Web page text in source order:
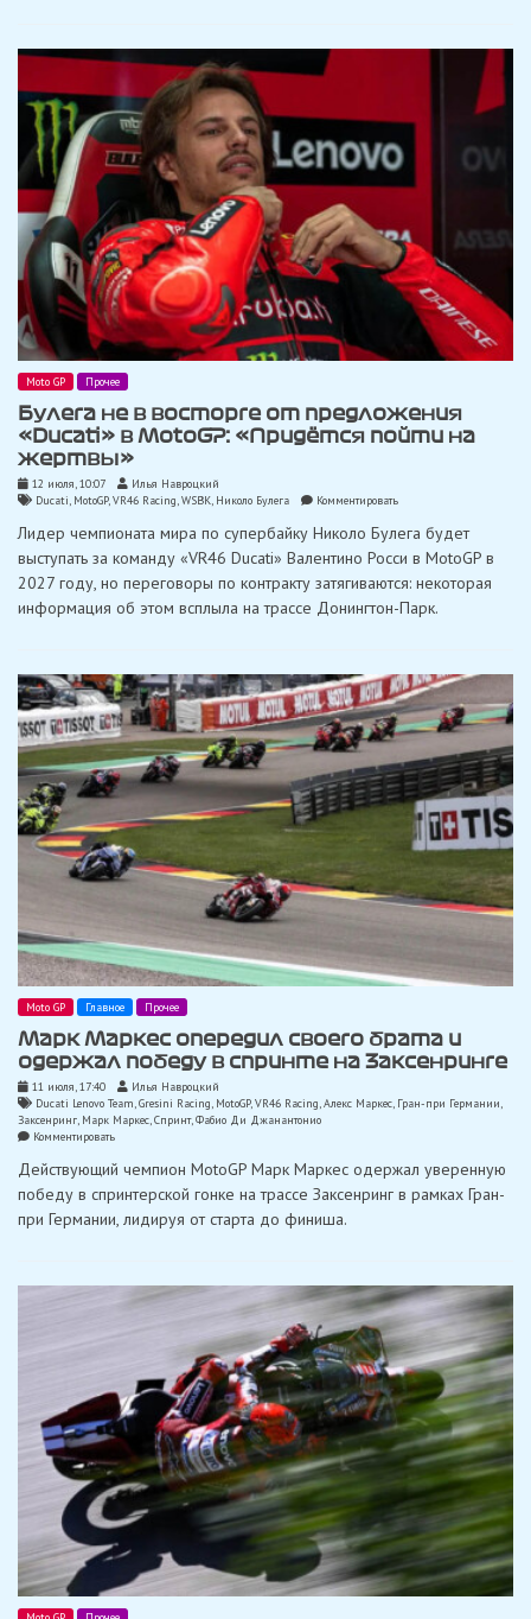
команду
«Ducati»
Moto GP Прочее
Булега не в восторге от предложения
«Ducati» в MotoGP: «Придётся пойти на
жертвы»
12 июля, 10:07
Илья Навроцкий
Ducati, MotoGP,VR46 Racing,WSBK, Николо Булега Комментироватьon
не
восторге
от
предложения
«Ducati»
пойти
на
жертвы»
Лидер чемпионата мира по супербайку Николо Булега будет
выступать за команду «VR46 Ducati» Валентино Росси в MotoGP в
2027 году, но переговоры по контракту затягиваются: некоторая
информация об этом всплыла на трассе Донингтон-Парк.
Moto GP Главное Прочее
Марк Маркес опередил своего брата и
одержал победу в спринте на Заксенринге
11 июля, 17:40
Илья Навроцкий
Ducati Lenovo Team,Gresini Racing, MotoGP,VR46 Racing,Алекс Маркес, Гран-при Германии
Заксенринг, Марк Маркес,Спринт,Фабио Ди Джанантонио
Комментироватьon
Маркес
своего
брата
в
спринте
Действующий чемпион MotoGP Марк Маркес одержал уверенную
победу в спринтерской гонке на трассе Заксенринг в рамках Гран-
при Германии, лидируя от старта до финиша.